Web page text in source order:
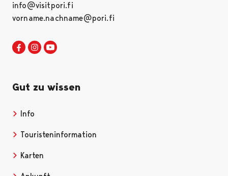
info@visitpori.fi
vorname.nachname@pori.fi
Visit Pori in Facebook
Opens in a new tab
Visit Pori in Instagram
Opens in a new tab
Gut zu wissen
Info
Touristeninformation
Karten